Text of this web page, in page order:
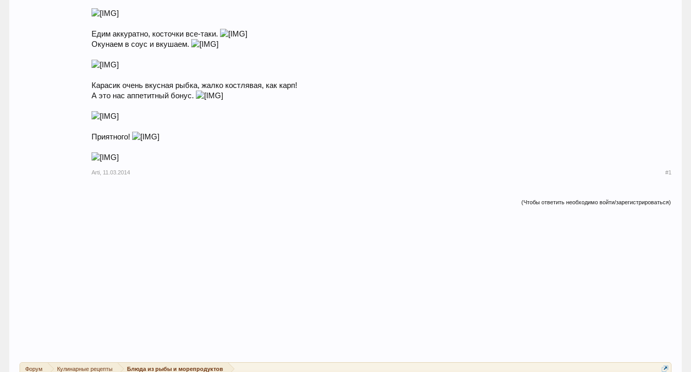
Едим аккуратно, косточки все-таки.
Окунаем в соус и вкушаем.
Карасик очень вкусная рыбка, жалко костлявая, как карп!
А это нас аппетитный бонус.
Приятного!
Arti 11.03.2014 #1
(Чтобы ответить необходимо войти/зарегистрироваться)
Форум Кулинарные рецепты Блюда из рыбы и морепродуктов